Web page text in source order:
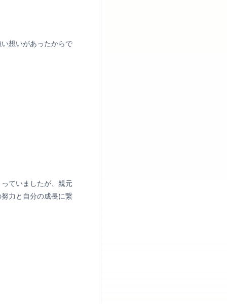
想いがあったからで
ていましたが、親元
力と自分の成長に繋